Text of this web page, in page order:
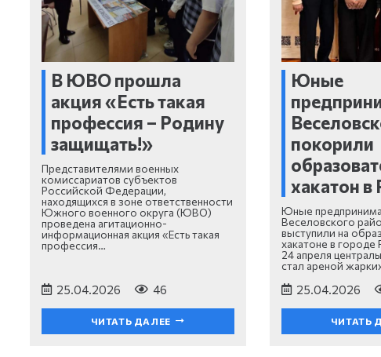
В ЮВО прошла
акция «Есть такая
профессия – Родину
защищать!»
Представителями военных
комиссариатов субъектов
Российской Федерации,
находящихся в зоне ответственности
Южного военного округа (ЮВО)
проведена агитационно-
информационная акция «Есть такая
профессия…
25.04.2026 46
ЧИТАТЬ ДАЛЕЕ
Юные
покорили
хакатон в
Юные
Веселовского
выступили на
хакатоне в
24 апреля
стал ареной
25.04.2026
ЧИТАТЬ